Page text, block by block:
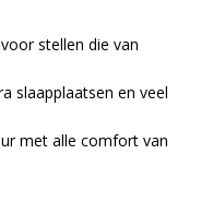
stellen die van
slaapplaatsen en veel
met alle comfort van